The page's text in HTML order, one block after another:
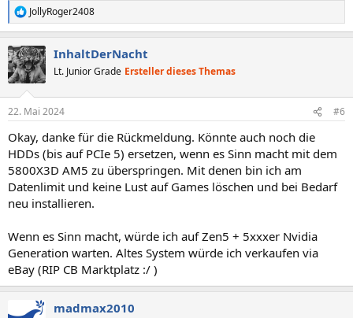
R
e
k
t
i
e
:
JollyRoger2408
InhaltDerNacht
Lt. Junior Grade Ersteller dieses Themas
22. Mai 2024 #6
Okay, danke für die Rückmeldung. Könnte auch noch die
HDDs (bis auf PCIe 5) ersetzen, wenn es Sinn macht mit dem
5800X3D AM5 zu überspringen. Mit denen bin ich am
Datenlimit und keine Lust auf Games löschen und bei Bedarf
neu installieren.
Wenn es Sinn macht, würde ich auf Zen5 + 5xxxer Nvidia
Generation warten. Altes System würde ich verkaufen via
eBay (RIP CB Marktplatz :/ )
madmax2010